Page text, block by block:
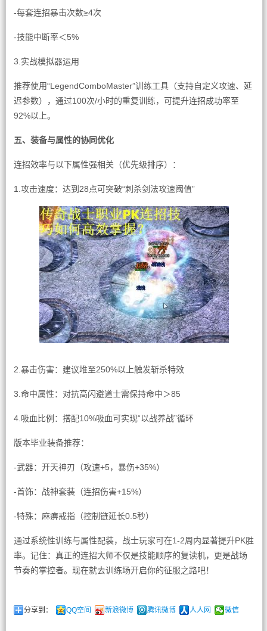
-每套连招暴击次数≥4次
-技能中断率＜5%
3.实战模拟器运用
推荐使用“LegendComboMaster”训练工具（支持自定义攻速、延
迟参数），通过100次/小时的重复训练，可提升连招成功率至
92%以上。
五、装备与属性的协同优化
连招效率与以下属性强相关（优先级排序）：
1.攻击速度：达到28点可突破“刺杀剑法攻速阈值”
2.暴击伤害：建议堆至250%以上触发斩杀特效
3.命中属性：对抗高闪避道士需保持命中＞85
4.吸血比例：搭配10%吸血可实现“以战养战”循环
版本毕业装备推荐：
-武器：开天神刃（攻速+5，暴伤+35%）
-首饰：战神套装（连招伤害+15%）
-特殊：麻痹戒指（控制链延长0.5秒）
通过系统性训练与属性配装，战士玩家可在1-2周内显著提升PK胜
率。记住：真正的连招大师不仅是技能顺序的复读机，更是战场
节奏的掌控者。现在就去训练场开启你的征服之路吧！
分享到： QQ空间 新浪微博 腾讯微博 人人网 微信